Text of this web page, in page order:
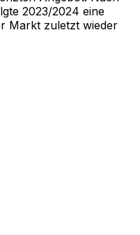
2023/2024 eine
Markt zuletzt wieder